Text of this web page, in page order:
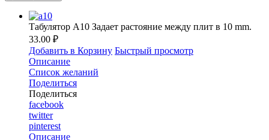
Табулятор A10 Задает растояние между плит в 10 mm.
33.00 ₽
Добавить в Корзину Быстрый просмотр
Описание
Список желаний
Поделиться
Поделиться
facebook
twitter
pinterest
Описание